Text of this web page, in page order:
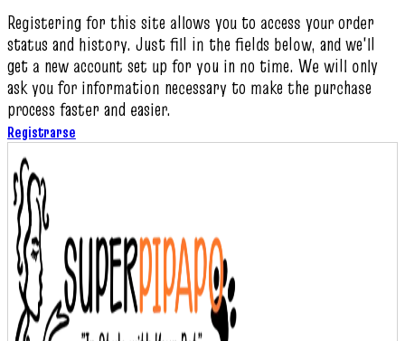
Registering for this site allows you to access your order
status and history. Just fill in the fields below, and we'll
get a new account set up for you in no time. We will only
ask you for information necessary to make the purchase
process faster and easier.
Registrarse